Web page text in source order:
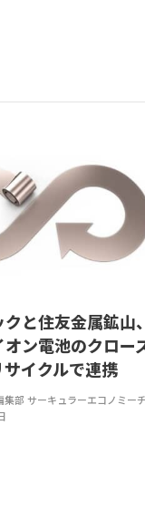
と住友金属鉱山、
オン電池のクロー
サイクルで連携
集部 サーキュラーエコノミー